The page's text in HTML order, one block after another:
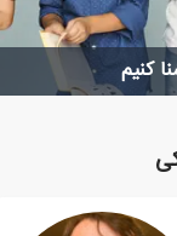
کنیم